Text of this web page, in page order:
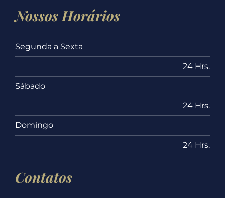
Nossos Horários
Segunda a Sexta
24 Hrs.
Sábado
24 Hrs.
Domingo
24 Hrs.
Contatos